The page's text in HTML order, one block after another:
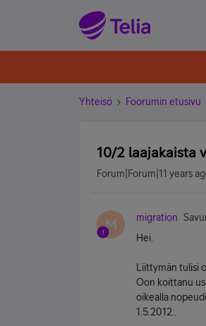
Yhteisö Foorumin etusivu
10/2 laajakaista
Forum|Forum|11 years
M migration
Hei.
Liittymän tulisi
Oon koittanu
oikealla
1.5.2012..